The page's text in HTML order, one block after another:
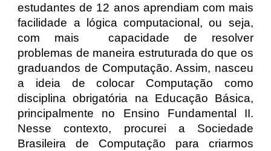
estudantes de 12 anos aprendiam com mais
facilidade a lógica computacional, ou seja,
com mais capacidade de resolver
problemas de maneira estruturada do que os
graduandos de Computação. Assim, nasceu
a ideia de colocar Computação como
disciplina obrigatória na Educação Básica,
principalmente no Ensino Fundamental II.
Nesse contexto, procurei a Sociedade
Brasileira de Computação para criarmos